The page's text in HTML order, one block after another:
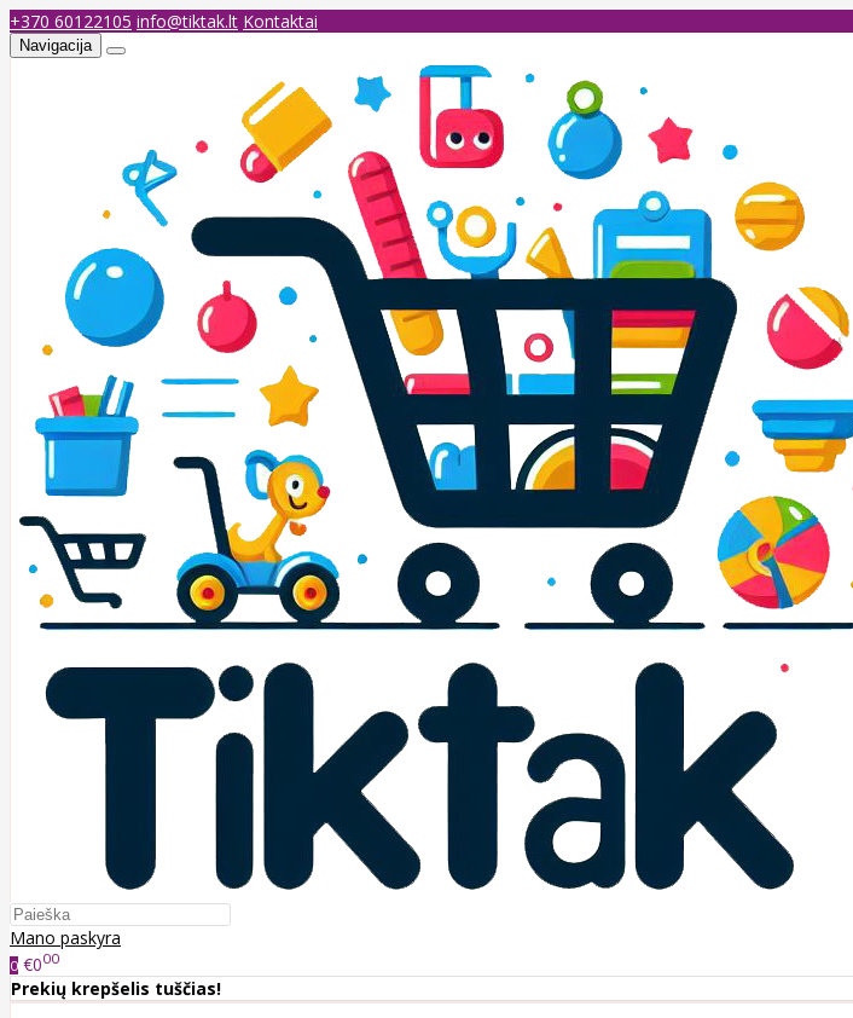
+370 60122105 info@tiktak.lt Kontaktai
Navigacija
Mano paskyra
0 €000
Prekių krepšelis tuščias!